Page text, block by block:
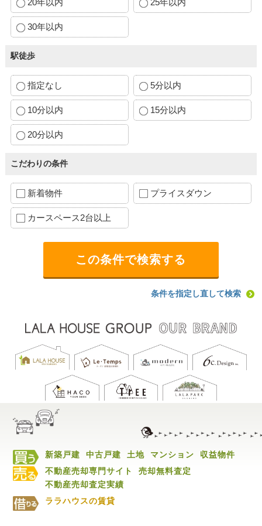
20年以内 25年以内
30年以内
駅徒歩
指定なし 5分以内
10分以内 15分以内
20分以内
こだわりの条件
新着物件 プライスダウン
カースペース2台以上
条件を指定し直して検索
新築戸建 中古戸建 土地 マンション
収益物件
不動産売却専門サイト
売却無料査定
不動産売却査定実績
ララハウスの賃貸